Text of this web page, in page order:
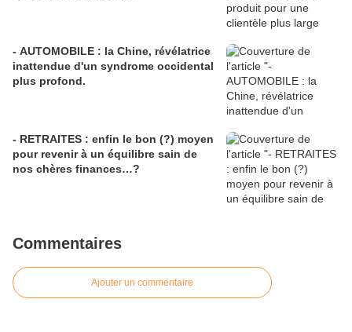
- AUTOMOBILE : la Chine, révélatrice
inattendue d'un syndrome occidental
plus profond.
- RETRAITES : enfin le bon (?) moyen
pour revenir à un équilibre sain de
nos chères finances…?
Commentaires
Ajouter un commentaire